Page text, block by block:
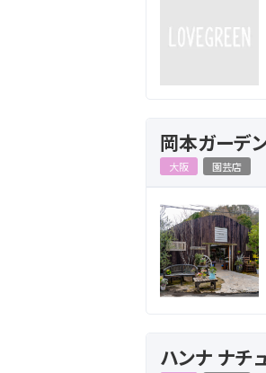
岡本ガーデ
大阪 園芸店
ハンナ ナチ